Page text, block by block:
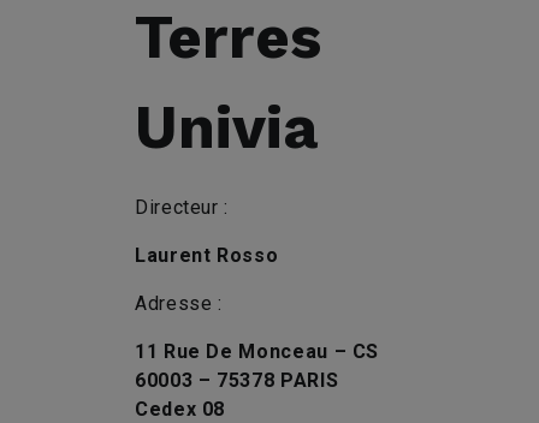
Terres
Univia
Directeur :
Laurent Rosso
Adresse :
11 Rue De Monceau – CS
60003 – 75378 PARIS
Cedex 08